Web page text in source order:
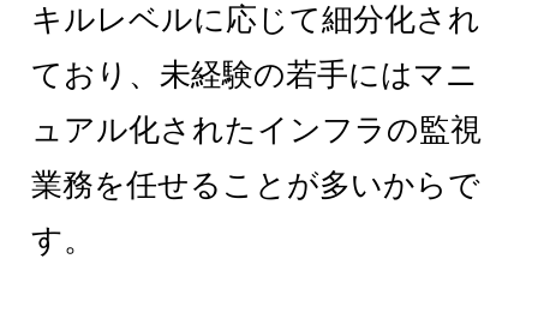
キルレベルに応じて細分化され
ており、未経験の若手にはマニ
ュアル化されたインフラの監視
業務を任せることが多いからで
す。